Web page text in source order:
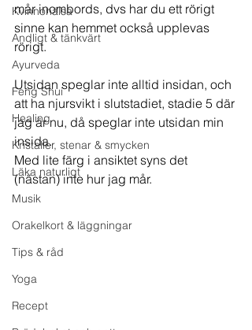
Kvinnohälsa
Andligt & tänkvärt
Ayurveda
Feng Shui
Healing
Kristaller, stenar & smycken
Läka naturligt
Musik
Orakelkort & läggningar
Tips & råd
Yoga
Recept
mår inombords, dvs har du ett rörigt
sinne kan hemmet också upplevas
rörigt.
Utsidan speglar inte alltid insidan, och
att ha njursvikt i slutstadiet, stadie 5 där
jag är nu, då speglar inte utsidan min
insida.
Med lite färg i ansiktet syns det
(nästan) inte hur jag mår.